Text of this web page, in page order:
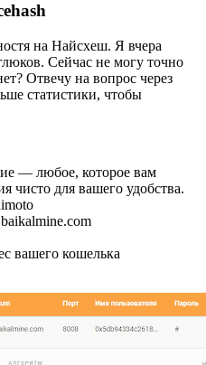
на Найсхеш. Я вчера
Сейчас не могу точно
Отвечу на вопрос через
статистики, чтобы
— любое, которое вам
чисто для вашего удобства.
вашего кошелька